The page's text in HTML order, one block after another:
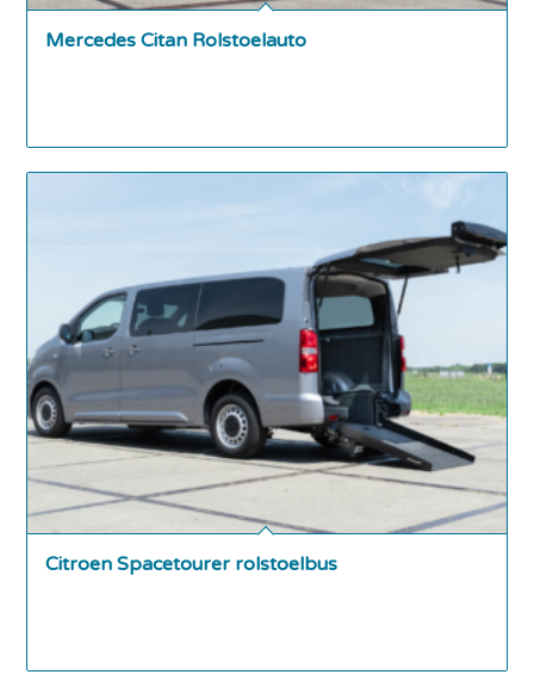
Mercedes Citan Rolstoelauto
Citroen Spacetourer rolstoelbus